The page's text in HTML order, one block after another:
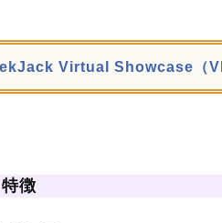
Virtual Showcase（
徴